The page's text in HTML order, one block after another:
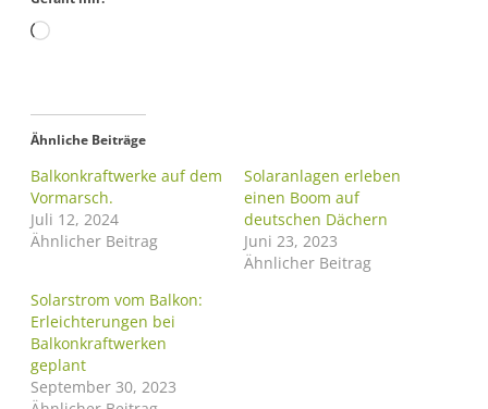
Ähnliche Beiträge
Balkonkraftwerke auf dem
Vormarsch.
Juli 12, 2024
Ähnlicher Beitrag
Solaranlagen erleben
einen Boom auf
deutschen Dächern
Juni 23, 2023
Ähnlicher Beitrag
Solarstrom vom Balkon:
Erleichterungen bei
Balkonkraftwerken
geplant
September 30, 2023